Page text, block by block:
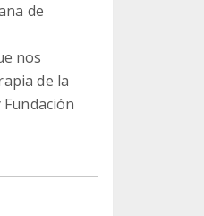
de
nos
de la